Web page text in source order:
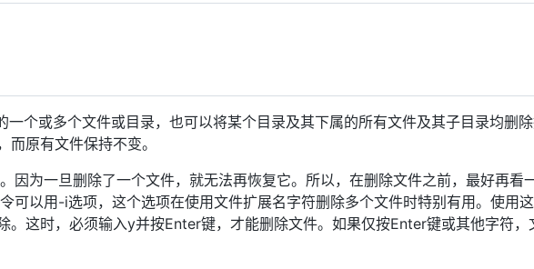
个或多个文件或目录，也可以将某个目录及其下属的所有文件及其子目录均删
原有文件保持不变。
因为一旦删除了一个文件，就无法再恢复它。所以，在删除文件之前，最好再看
可以用-i选项，这个选项在使用文件扩展名字符删除多个文件时特别有用。使用
。这时，必须输入y并按Enter键，才能删除文件。如果仅按Enter键或其他字符，